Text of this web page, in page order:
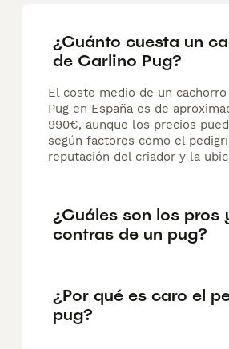
¿Cuánto cuesta un
de Carlino Pug?
El coste medio de un
Pug en España es de
990€, aunque los precios
según factores como el
reputación del criador y la
¿Cuáles son los pros
contras de un pug?
¿Por qué es caro el
pug?